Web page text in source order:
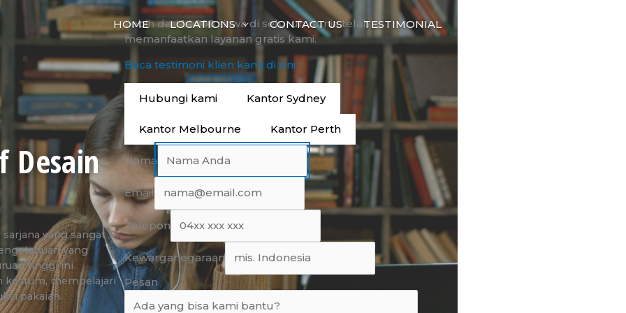
HOME LOCATIONS CONTACT US TESTIMONIAL
Desain
yang sangat
yang
tinggi ini
kostum, mempelajari
pakaian.
Lebih dari 14.000 siswa di seluruh dunia telah
memanfaatkan layanan gratis kami.
Baca testimoni klien kami di sini
Hubungi kami Kantor Sydney
Kantor Melbourne Kantor Perth
Nama
Email
Telepon
Kewarganegaraan
Pesan